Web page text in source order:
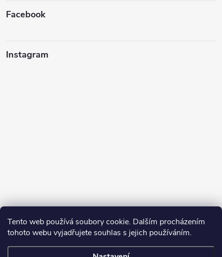
Tento web používá soubory cookie. Dalším procházením
tohoto webu vyjadřujete souhlas s jejich používáním.
Facebook
Instagram
Sledovat na Instagramu